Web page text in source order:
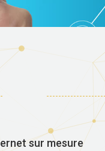
sur mesure